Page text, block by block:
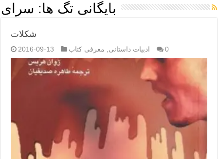
بایگانی تگ ها: سرای
شکلات
2016-09-13 ادبیات داستانی معرفی کتاب 0